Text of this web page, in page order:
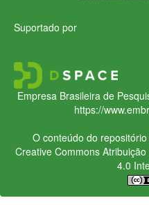
Suportado por
Empresa Brasileira de
https://
O conteúdo do
Creative CommonsAtribuição
4.0